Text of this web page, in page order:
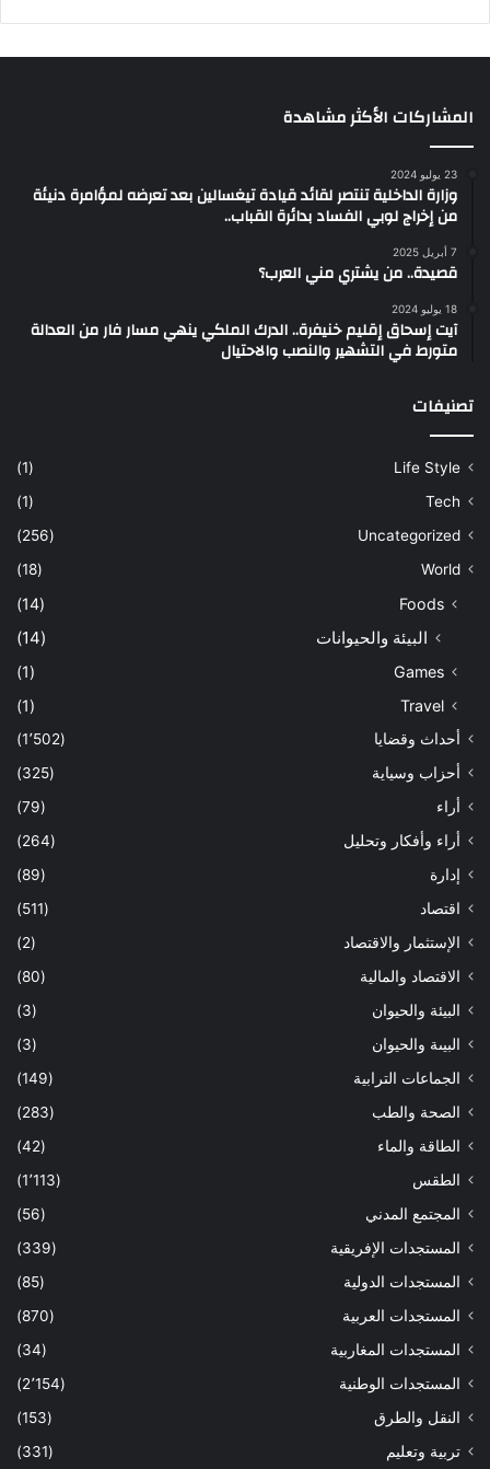
المشاركات الأكثر مشاهدة
23 يوليو 2024
وزارة الداخلية تنتصر لقائد قيادة تيغسالين بعد تعرضه لمؤامرة دنيئة
من إخراج لوبي الفساد بدائرة القباب..
7 أبريل 2025
قصيدة.. من يشتري مني العرب؟
18 يوليو 2024
آيت إسحاق إقليم خنيفرة.. الدرك الملكي ينهي مسار فار من العدالة
متورط في التشهير والنصب والاحتيال
تصنيفات
Life Style
(1)
Tech
(1)
Uncategorized
(256)
World
(18)
Foods
(14)
البيئة والحيوانات (14)
Games
(1)
Travel
(1)
أحداث وقضايا
(1٬502)
أحزاب وسياية
(325)
أراء
(79)
أراء وأفكار وتحليل
(264)
إدارة
(89)
اقتصاد
(511)
الإستثمار والاقتصاد
(2)
الاقتصاد والمالية
(80)
البيئة والحيوان
(3)
البيىة والحيوان
(3)
الجماعات الترابية
(149)
الصحة والطب
(283)
الطاقة والماء
(42)
الطقس
(1٬113)
المجتمع المدني
(56)
المستجدات الإفريقية
(339)
المستجدات الدولية
(85)
المستجدات العربية
(870)
المستجدات المغاربية
(34)
المستجدات الوطنية
(2٬154)
النقل والطرق
(153)
تربية وتعليم
(331)